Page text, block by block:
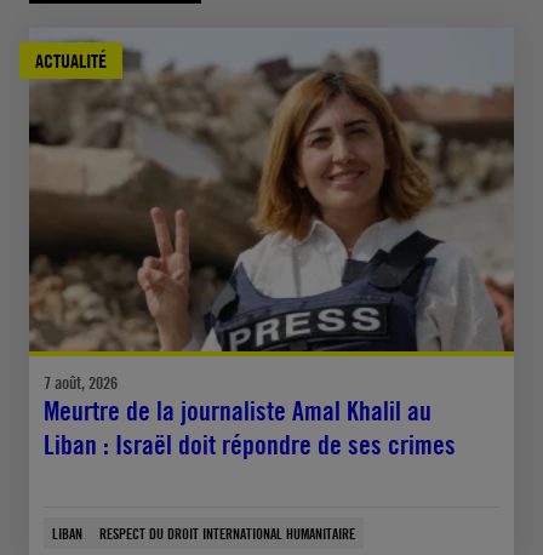
ACTUALITÉ
7 août, 2026
Meurtre de la journaliste Amal Khalil au
Liban : Israël doit répondre de ses crimes
LIBAN RESPECT DU DROIT INTERNATIONAL HUMANITAIRE